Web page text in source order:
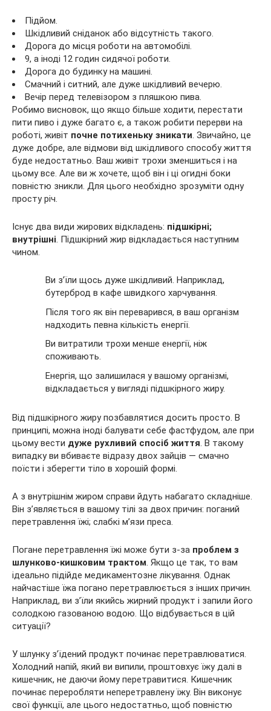
Підйом.
Шкідливий сніданок або відсутність такого.
Дорога до місця роботи на автомобілі.
9, а іноді 12 годин сидячої роботи.
Дорога до будинку на машині.
Смачний і ситний, але дуже шкідливий вечерю.
Вечір перед телевізором з пляшкою пива.
Робимо висновок, що якщо більше ходити, перестати
пити пиво і дуже багато є, а також робити перерви на
роботі, живіт почне потихеньку зникати . Звичайно, це
дуже добре, але відмови від шкідливого способу життя
буде недостатньо. Ваш живіт трохи зменшиться і на
цьому все. Але ви ж хочете, щоб він і ці огидні боки
повністю зникли. Для цього необхідно зрозуміти одну
просту річ.
Існує два види жирових відкладень: підшкірні;
внутрішні . Підшкірний жир відкладається наступним
чином.
Ви з’їли щось дуже шкідливий. Наприклад,
бутерброд в кафе швидкого харчування.
Після того як він переварився, в ваш організм
надходить певна кількість енергії.
Ви витратили трохи менше енергії, ніж
споживають.
Енергія, що залишилася у вашому організмі,
відкладається у вигляді підшкірного жиру.
Від підшкірного жиру позбавлятися досить просто. В
принципі, можна іноді балувати себе фастфудом, але при
цьому вести дуже рухливий спосіб життя . В такому
випадку ви вбиваєте відразу двох зайців — смачно
поїсти і зберегти тіло в хорошій формі.
А з внутрішнім жиром справи йдуть набагато складніше.
Він з’являється в вашому тілі за двох причин: поганий
перетравлення їжі; слабкі м’язи преса.
Погане перетравлення їжі може бути з-за проблем з
шлунково-кишковим трактом . Якщо це так, то вам
ідеально підійде медикаментозне лікування. Однак
найчастіше їжа погано перетравлюється з інших причин.
Наприклад, ви з’їли якийсь жирний продукт і запили його
солодкою газованою водою. Що відбувається в цій
ситуації?
У шлунку з’їдений продукт починає перетравлюватися.
Холодний напій, який ви випили, проштовхує їжу далі в
кишечник, не даючи йому перетравитися. Кишечник
починає переробляти неперетравлену їжу. Він виконує
свої функції, але цього недостатньо, щоб повністю